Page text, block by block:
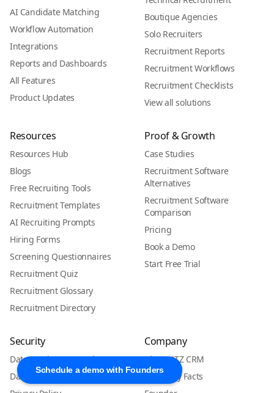
Schedule a demo with Founders
AI Candidate Matching
Workflow Automation
Integrations
Reports and Dashboards
All Features
Product Updates
Boutique Agencies
Solo Recruiters
Recruitment Reports
Recruitment Workflows
Recruitment Checklists
View all solutions
Resources
Resources Hub
Blogs
Free Recruiting Tools
Recruitment Templates
AI Recruiting Prompts
Hiring Forms
Screening Questionnaires
Recruitment Quiz
Recruitment Glossary
Recruitment Directory
Proof & Growth
Case Studies
Recruitment Software
Alternatives
Recruitment Software
Comparison
Pricing
Book a Demo
Start Free Trial
Security
Data Hosting & Security
Data Processing Agreement
Company
About ATZ CRM
Company Facts